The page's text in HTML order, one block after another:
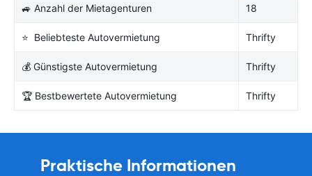
🚙 Anzahl der Mietagenturen 18
⭐ Beliebteste Autovermietung Thrifty
💰 Günstigste Autovermietung Thrifty
🏆 Bestbewertete Autovermietung Thrifty
Praktische Informationen